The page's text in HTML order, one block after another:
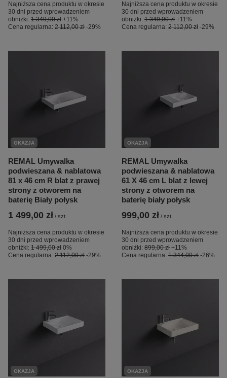
Najniższa cena produktu w okresie
30 dni przed wprowadzeniem
obniżki: 1 349,00 zł +11%
Cena regularna: 2 112,00 zł -29%
Najniższa cena produktu w okresie
30 dni przed wprowadzeniem
obniżki: 1 349,00 zł +11%
Cena regularna: 2 112,00 zł -29%
OKAZJA
REMAL Umywalka
podwieszana & nablatowa
81 x 46 cm R blat z prawej
strony z otworem na
baterię Biały połysk
1 499,00 zł / szt.
Najniższa cena produktu w okresie
30 dni przed wprowadzeniem
obniżki: 1 499,00 zł 0%
Cena regularna: 2 112,00 zł -29%
OKAZJA
REMAL Umywalka
podwieszana & nablatowa
61 X 46 cm L blat z lewej
strony z otworem na
baterię biały połysk
999,00 zł / szt.
Najniższa cena produktu w okresie
30 dni przed wprowadzeniem
obniżki: 899,00 zł +11%
Cena regularna: 1 344,00 zł -26%
OKAZJA OKAZJA